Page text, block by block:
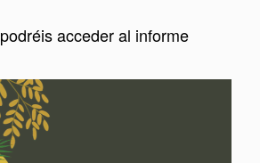
podréis acceder al informe